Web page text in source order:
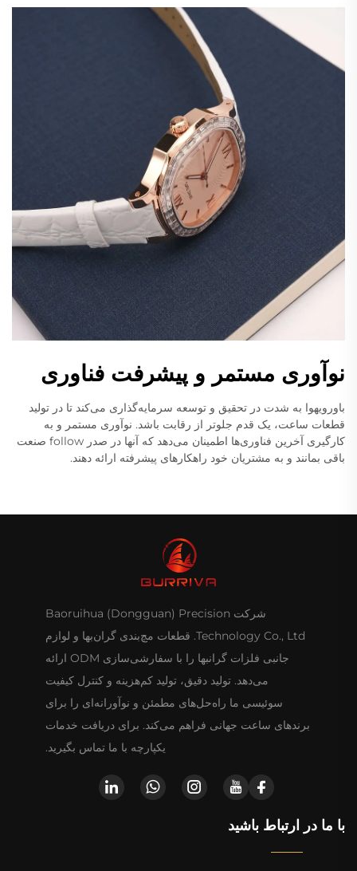
نوآوری مستمر و پیشرفت فناوری
باورویهوا به شدت در تحقیق و توسعه سرمایه‌گذاری می‌کند تا در تولید
قطعات ساعت، یک قدم جلوتر از رقابت باشد. نوآوری مستمر و به
کارگیری آخرین فناوری‌ها اطمینان می‌دهد که آنها در صدر follow صنعت
باقی بمانند و به مشتریان خود راهکارهای پیشرفته ارائه دهند.
شرکت Baoruihua (Dongguan) Precision
Technology Co., Ltd. قطعات مچ‌بندی گران‌بها و لوازم
جانبی فلزات گرانبها را با سفارشی‌سازی ODM ارائه
می‌دهد. تولید دقیق، تولید کم‌هزینه و کنترل کیفیت
سوئیسی ما راه‌حل‌های مطمئن و نوآورانه‌ای را برای
برندهای ساعت جهانی فراهم می‌کند. برای دریافت خدمات
یکپارچه با ما تماس بگیرید.
با ما در ارتباط باشید